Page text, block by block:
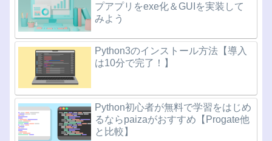
プアプリをexe化＆GUIを実装して
みよう
Python3のインストール方法【導入
は10分で完了！】
Python初心者が無料で学習をはじめ
るならpaizaがおすすめ【Progate他
と比較】